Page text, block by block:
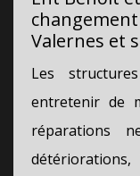
Valernes et
Les
entretenir de
réparations